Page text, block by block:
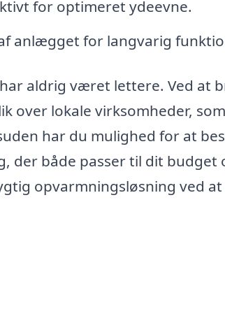
for optimeret ydeevne.
anlægget for langvarig
har aldrig været lettere. Ved at
over lokale virksomheder,
har du mulighed for at
der både passer til dit budget
opvarmningsløsning ved